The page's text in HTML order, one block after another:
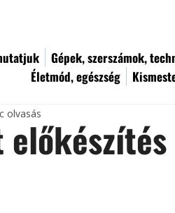
Gépek, szerszámok,
Életmód, egészség
olvasás